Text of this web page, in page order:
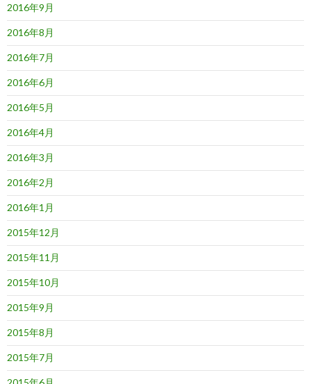
2016年9月
2016年8月
2016年7月
2016年6月
2016年5月
2016年4月
2016年3月
2016年2月
2016年1月
2015年12月
2015年11月
2015年10月
2015年9月
2015年8月
2015年7月